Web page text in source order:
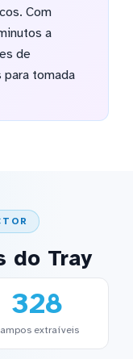
Com
a
de
tomada
do Tray
328
extraíveis